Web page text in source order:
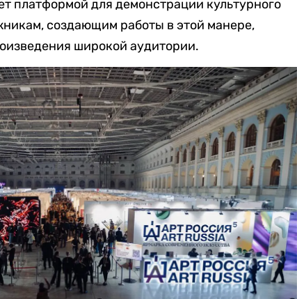
платформой для демонстрации культурного
создающим работы в этой манере,
широкой аудитории.